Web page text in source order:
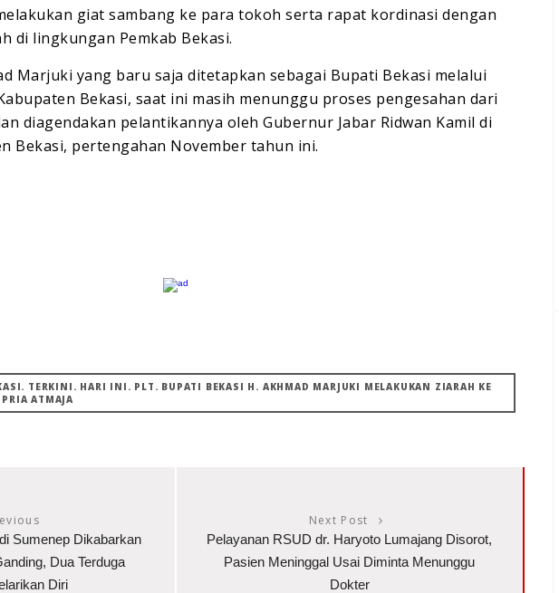
giat sambang ke para tokoh serta rapat kordinasi dengan
di lingkungan Pemkab Bekasi.
Marjuki yang baru saja ditetapkan sebagai Bupati Bekasi melalui
Bekasi, saat ini masih menunggu proses pengesahan dari
diagendakan pelantikannya oleh Gubernur Jabar Ridwan Kamil di
Bekasi, pertengahan November tahun ini.
TERKINI. HARI INI. PLT. BUPATI BEKASI H. AKHMAD MARJUKI MELAKUKAN ZIARAH KE
ATMAJA
Sumenep Dikabarkan
Dua Terduga
Diri
Next Post
Pelayanan RSUD dr. Haryoto Lumajang Disorot,
Pasien Meninggal Usai Diminta Menunggu
Dokter